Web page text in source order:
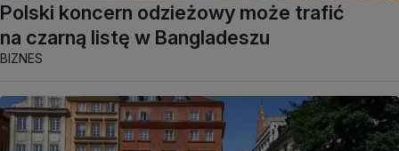
Polski koncern odzieżowy może trafić
na czarną listę w Bangladeszu
BIZNES